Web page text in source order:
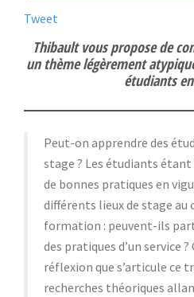
Tweet
Thibault vous propose de
un thème légèrement
étudiants
Peut-on apprendre des
stage ? Les étudiants
de bonnes pratiques en
différents lieux de stage au
formation : peuvent-ils
des pratiques d’un service
réflexion que s’articule ce
recherches théoriques